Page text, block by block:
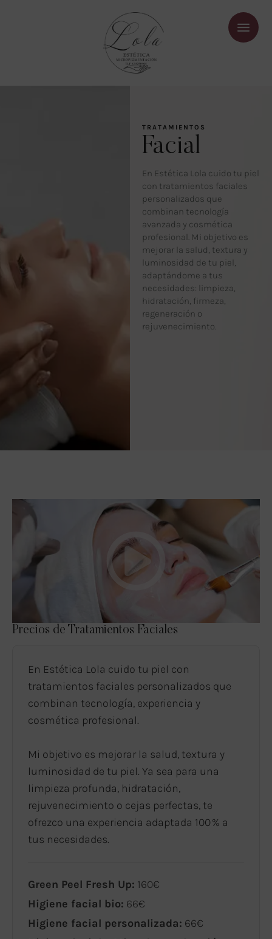
TRATAMIENTOS
Facial
En Estética Lola cuido tu piel
con tratamientos faciales
personalizados que
combinan tecnología
avanzada y cosmética
profesional. Mi objetivo es
mejorar la salud, textura y
luminosidad de tu piel,
adaptándome a tus
necesidades: limpieza,
hidratación, firmeza,
regeneración o
rejuvenecimiento.
Precios de Tratamientos Faciales
En Estética Lola cuido tu piel con
tratamientos faciales personalizados que
combinan tecnología, experiencia y
cosmética profesional.
Mi objetivo es mejorar la salud, textura y
luminosidad de tu piel. Ya sea para una
limpieza profunda, hidratación,
rejuvenecimiento o cejas perfectas, te
ofrezco una experiencia adaptada 100 % a
tus necesidades.
Green Peel Fresh Up: 160€
Higiene facial bio: 66€
Higiene facial personalizada: 66€